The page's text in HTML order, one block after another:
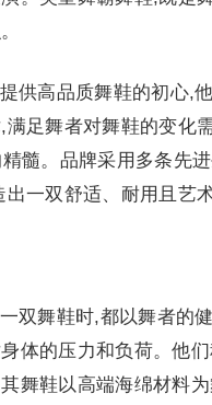
供高品质舞鞋的初心,
足舞者对舞鞋的变化
髓。品牌采用多条先
一双舒适、耐用且艺
双舞鞋时,都以舞者的
体的压力和负荷。他
舞鞋以高端海绵材料